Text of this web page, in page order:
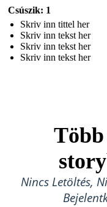
Csúszik: 1
Skriv inn tittel her
Skriv inn tekst her
Skriv inn tekst her
Skriv inn tekst her
Nincs Letöltés,